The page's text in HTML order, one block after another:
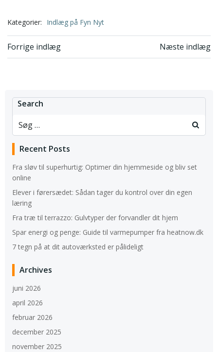
Kategorier: Indlæg på Fyn Nyt
Indlægsnavigation
Forrige indlæg Næste indlæg
Search
Recent Posts
Fra sløv til superhurtig: Optimer din hjemmeside og bliv set
online
Elever i førersædet: Sådan tager du kontrol over din egen
læring
Fra træ til terrazzo: Gulvtyper der forvandler dit hjem
Spar energi og penge: Guide til varmepumper fra heatnow.dk
7 tegn på at dit autoværksted er pålideligt
Archives
juni 2026
april 2026
februar 2026
december 2025
november 2025